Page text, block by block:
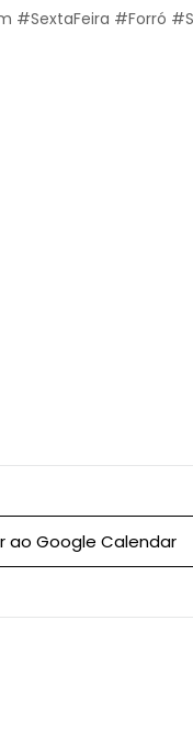
#SextaFeira #Forró
ao Google Calendar